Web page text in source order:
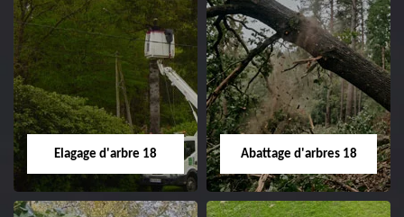
Paysagiste 18
Artisan paysagiste 18
Cher tel: 02.52.56.49.40
Pose et
changement
grillage et clôture
18
Spécialiste en pose et
changement grillage et
clôture 18 Cher tel:
02.52.56.49.40
Elagage d'arbre 18 Abattage d'arbres 18